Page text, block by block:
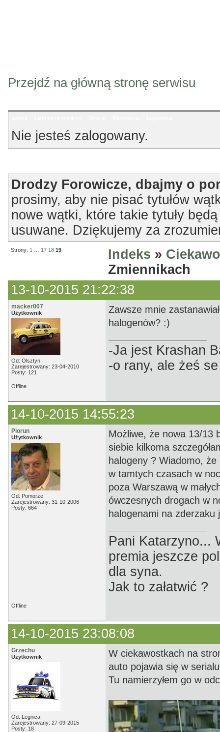
Przejdź na główną stronę serwisu
Nie jesteś zalogowany.
Drodzy Forowicze, dbajmy o
prosimy, aby nie pisać tytułów
nowe wątki, które takie tytuły
usuwane. Dziękujemy za
Strony: 1 17 18 19 Indeks »
Zmiennikach
13-10-2015 21:22:38
macker007
Użytkownik
Od: Olsztyn
Zarejestrowany: 23-04-2010
Posty: 121
Zawsze mnie
halogenów? :)
-Ja jest Krashan
-o rany, ale żeś
Offline
14-10-2015 14:55:23
Piorun
Użytkownik
Od: Pomorze
Zarejestrowany: 31-10-2006
Posty: 664
Możliwe, że nowa 13/13
siebie kilkoma
halogeny ? Wiadomo, że
w tamtych czasach w
poza Warszawą w
ówczesnych drogach w
halogenami na zderzaku
Pani Katarzyno...
premia jeszcze
dla syna.
Jak to załatwić ?
Offline
14-10-2015 23:08:08
Grzechu
Użytkownik
Od: Legnica
Zarejestrowany: 27-09-2015
Posty: 18
W ciekawostkach na
auto pojawia się w
Tu namierzyłem go w